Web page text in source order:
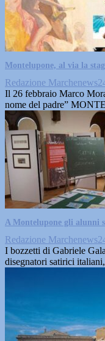
Montelupone, al via la
Redazione
Il 26 febbraio Marco
nome del padre”
A Montelupone gli alunni
Redazione
I bozzetti di Gabriele
disegnatori satirici